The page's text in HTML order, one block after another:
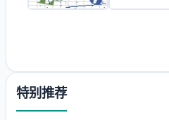
特别推荐